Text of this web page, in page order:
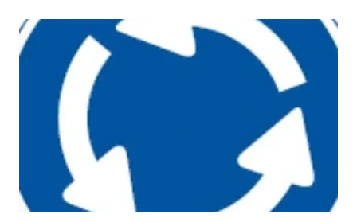
고하세요.(자세한 내용을 확인하고 싶으시면 아래표를 클릭하시면 국세청 홈페
이지로 이동합니다) 근로. 자녀장려금 지원대상 확인하기(정기신청) 지원대상
은 신청요건을 모두 충족하는 근로소득, 사업소득 또는 종교인소득이 있는 가
구로써 신청기간 내 신청하는 경우 근로소득, 사업소득 또는 종교인소득에 따
라 산정한 근로장려금과 부양자녀수에 ..